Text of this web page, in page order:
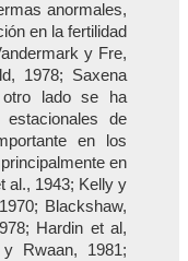
anormales,
en la fertilidad
y Fre,
1978; Saxena
otro lado se ha
de
en los
en
al., 1943; Kelly y
Blackshaw,
Hardin et al,
y Rwaan, 1981;